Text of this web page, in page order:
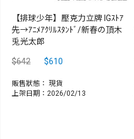
【排球少年】壓克力立牌 IGｽﾄｱ
先→ｱﾆﾒｱｸﾘﾙｽﾀﾝﾄﾞ/新春の頂木
兎光太郎
$642 $610
販售狀態： 現貨
上架日期：2026/02/13